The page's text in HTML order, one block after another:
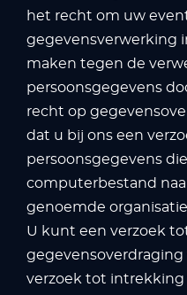
het recht om uw
gegevensverwerking
maken tegen de
persoonsgegevens
recht op
dat u bij ons een
persoonsgegevens
computerbestand
genoemde
U kunt een verzoek
gegevensoverdraging
verzoek tot